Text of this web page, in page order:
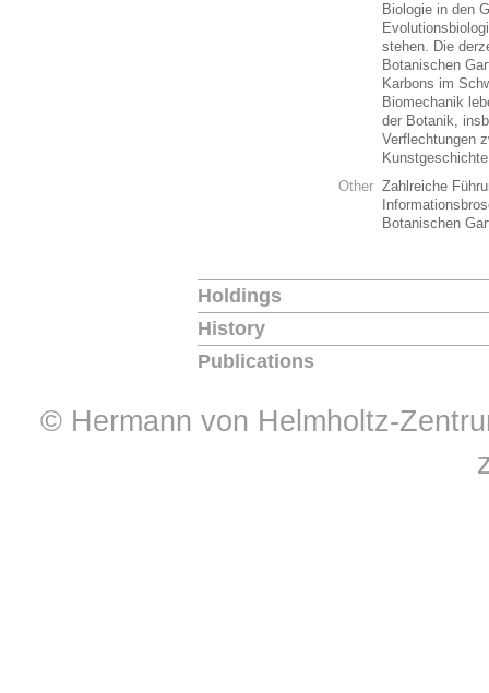
Biologie in den
stehen. Die
Botanischen
Karbons im
Biomechanik
der Botanik,
Verflechtungen
Other Zahlreiche
Botanischen
Holdings
History
Publications
© Hermann von Helmholtz-